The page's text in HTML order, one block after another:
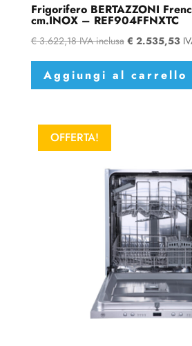
Frigorifero BERTAZZONI
cm.INOX – REF904FFNXTC
€3.622,18 IVA inclusa € 2.535,53
Aggiungi al carrello
OFFERTA!